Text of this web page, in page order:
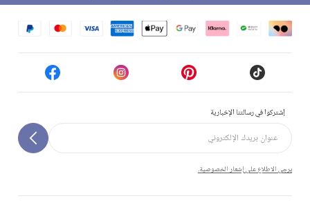
إشتركوا في رسالتنا الإخبارية
يرجى الاطلاع على إشعار الخصوصية.